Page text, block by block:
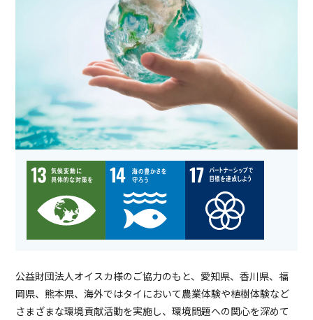
公益財団法人オイスカ様のご協力のもと、愛知県、香川県、福
岡県、熊本県、海外ではタイにおいて農業体験や植樹体験など
さまざまな環境貢献活動を実施し、環境問題への関心を深めて